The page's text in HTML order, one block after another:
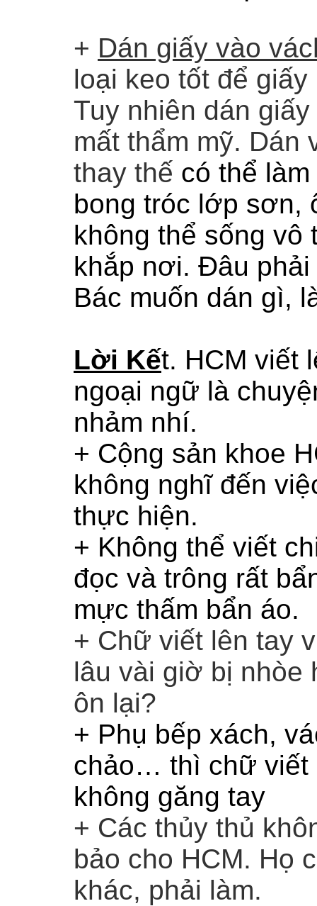
+ Dán giấy vào
loại keo tốt để giấy
Tuy nhiên dán
mất thẩm mỹ. Dán
thay thế có thể
bong tróc lớp sơn,
không thể sống
khắp nơi. Đâu
Bác muốn dán gì,
Lời Kết. HCM viết
ngoại ngữ là
nhảm nhí.
+ Cộng sản khoe
không nghĩ đến
thực hiện.
+ Không thể viết
đọc và trông rất
mực thấm bẩn áo.
+ Chữ viết lên tay
lâu vài giờ bị nhòe
ôn lại?
+ Phụ bếp xách,
chảo… thì chữ viết
không găng tay
+ Các thủy thủ
bảo cho HCM. Họ
khác, phải làm.